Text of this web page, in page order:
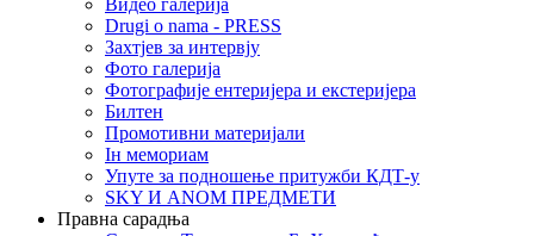
Видео галерија
Drugi o nama - PRESS
Захтјев за интервју
Фото галерија
Фотографије ентеријера и екстеријера
Билтен
Промотивни материјали
Iн мемориам
Упуте за подношење притужби КДТ-у
SKY И ANOM ПРЕДМЕТИ
Правна сарадња